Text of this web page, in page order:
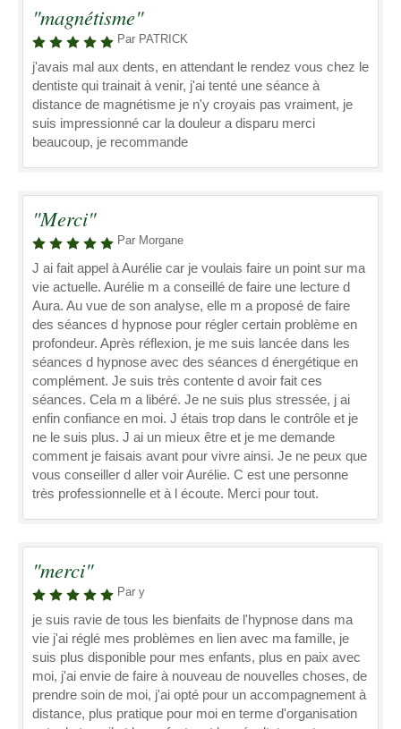
"magnétisme"
Par PATRICK
j'avais mal aux dents, en attendant le rendez vous chez le
dentiste qui trainait à venir, j'ai tenté une séance à
distance de magnétisme je n'y croyais pas vraiment, je
suis impressionné car la douleur a disparu merci
beaucoup, je recommande
"Merci"
Par Morgane
J ai fait appel à Aurélie car je voulais faire un point sur ma
vie actuelle. Aurélie m a conseillé de faire une lecture d
Aura. Au vue de son analyse, elle m a proposé de faire
des séances d hypnose pour régler certain problème en
profondeur. Après réflexion, je me suis lancée dans les
séances d hypnose avec des séances d énergétique en
complément. Je suis très contente d avoir fait ces
séances. Cela m a libéré. Je ne suis plus stressée, j ai
enfin confiance en moi. J étais trop dans le contrôle et je
ne le suis plus. J ai un mieux être et je me demande
comment je faisais avant pour vivre ainsi. Je ne peux que
vous conseiller d aller voir Aurélie. C est une personne
très professionnelle et à l écoute. Merci pour tout.
"merci"
Par y
je suis ravie de tous les bienfaits de l'hypnose dans ma
vie j'ai réglé mes problèmes en lien avec ma famille, je
suis plus disponible pour mes enfants, plus en paix avec
moi, j'ai envie de faire à nouveau de nouvelles choses, de
prendre soin de moi, j'ai opté pour un accompagnement à
distance, plus pratique pour moi en terme d'organisation